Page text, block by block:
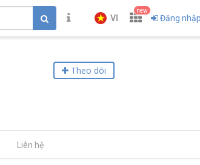
VI
new
Đăng
Theo dõi
Liên hệ